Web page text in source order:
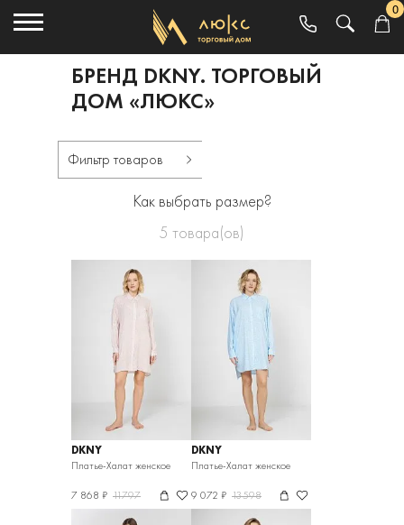
0
БРЕНД DKNY. ТОРГОВЫЙ
ДОМ «ЛЮКС»
Фильтр товаров
Как выбрать размер?
5 товара(ов)
DKNY
Платье-Халат женское
7 868 ₽ 11797
DKNY
Платье-Халат женское
9 072 ₽ 13598